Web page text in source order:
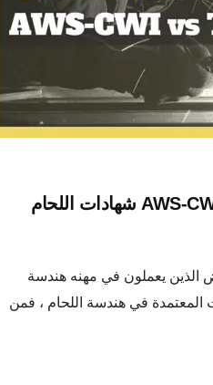
الذين يعملون في مهنه هندسة
في هندسة اللحام ، فمن